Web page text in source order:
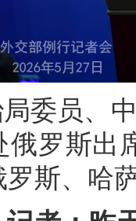
委员、
俄罗斯出
斯、哈